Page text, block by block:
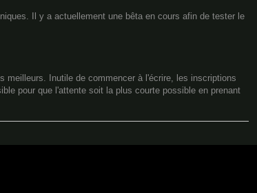
Il y a actuellement une bêta en cours afin de tester le
meilleurs. Inutile de commencer à l'écrire, les inscriptions
pour que l'attente soit la plus courte possible en prenant